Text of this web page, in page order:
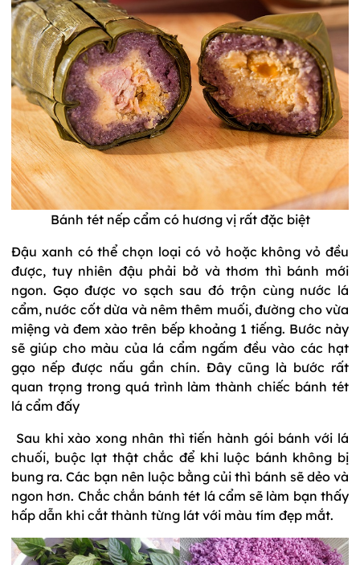
Bánh tét nếp cẩm có hương vị rất đặc biệt
Đậu xanh có thể chọn loại có vỏ hoặc không vỏ đều
được, tuy nhiên đậu phải bở và thơm thì bánh mới
ngon. Gạo được vo sạch sau đó trộn cùng nước lá
cẩm, nước cốt dừa và nêm thêm muối, đường cho vừa
miệng và đem xào trên bếp khoảng 1 tiếng. Bước này
sẽ giúp cho màu của lá cẩm ngấm đều vào các hạt
gạo nếp được nấu gần chín. Đây cũng là bước rất
quan trọng trong quá trình làm thành chiếc bánh tét
lá cẩm đấy
Sau khi xào xong nhân thì tiến hành gói bánh với lá
chuối, buộc lạt thật chắc để khi luộc bánh không bị
bung ra. Các bạn nên luộc bằng củi thì bánh sẽ dẻo và
ngon hơn. Chắc chắn bánh tét lá cẩm sẽ làm bạn thấy
hấp dẫn khi cắt thành từng lát với màu tím đẹp mắt.